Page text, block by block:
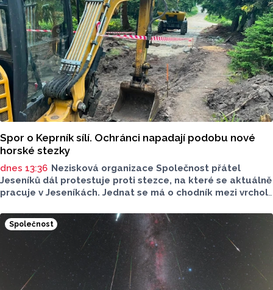
navýší příští rok po přestavbě bloku kolejí J. L. Fischera,
doplnil mluvčí.
Spor o Keprník sílí. Ochránci napadají podobu nové
horské stezky
dnes 13:36 Nezisková organizace Společnost přátel
Jeseníků dál protestuje proti stezce, na které se aktuálně
pracuje v Jeseníkách. Jednat se má o chodník mezi vrcholy
chodníku se podle odborníků příroda jen poškodí, chodník
mezi vrcholy podle nich není nutný.
Společnost